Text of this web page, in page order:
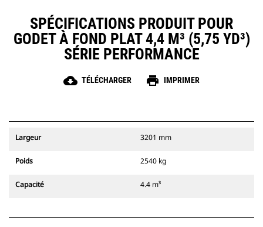
SPÉCIFICATIONS PRODUIT POUR
GODET À FOND PLAT 4,4 M³ (5,75 YD³)
SÉRIE PERFORMANCE
cloud_download TÉLÉCHARGER print IMPRIMER
Largeur 3201 mm
Poids 2540 kg
Capacité 4.4 m³